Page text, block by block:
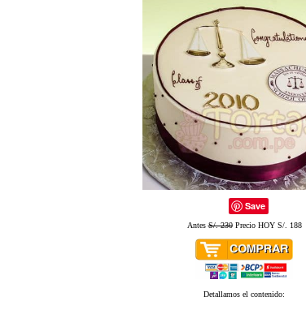
Save
AntesS/. 230Precio HOY S/. 188
Detallamos el contenido: